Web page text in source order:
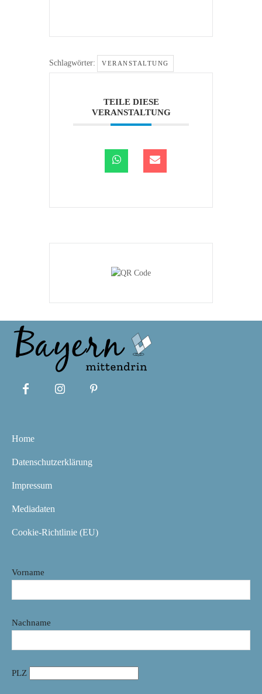
Schlagwörter: VERANSTALTUNG
TEILE DIESE
VERANSTALTUNG
Home
Datenschutzerklärung
Impressum
Mediadaten
Cookie-Richtlinie (EU)
Vorname
Nachname
PLZ